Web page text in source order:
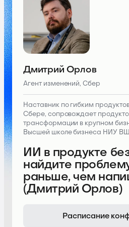
ИИ в продукте
найдите
раньше, чем
(Дмитрий Орлов)
Дмитрий Орлов
Агент изменений, Сбер
Наставник по гибким
Сбере, сопровождает
трансформации в крупном
Высшей школе бизнеса НИУ
Расписание